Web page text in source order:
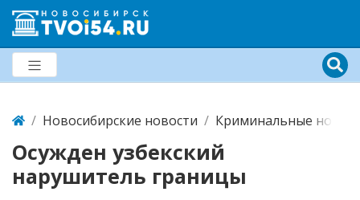
Новосибирские новости Криминальные
Осужден узбекский
нарушитель границы